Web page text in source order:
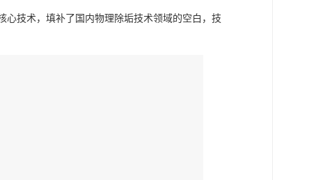
技术，填补了国内物理除垢技术领域的空白，技